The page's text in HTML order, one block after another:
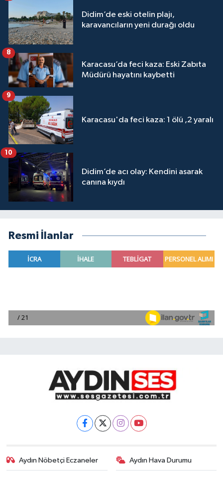
Didim’de eski otelin plajı,
karavancıların yeni durağı oldu
Karacasu’da feci kaza: Eski Zabıta
Müdürü hayatını kaybetti
8
Karacasu'da feci kaza: 1 ölü ,2 yaralı
9
Didim’de acı olay: Kendini asarak
canına kıydı
10
Resmi İlanlar
Aydın Nöbetçi Eczaneler Aydın Hava Durumu